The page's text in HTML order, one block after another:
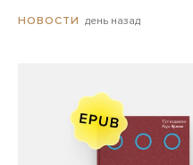
НОВОСТИ день назад